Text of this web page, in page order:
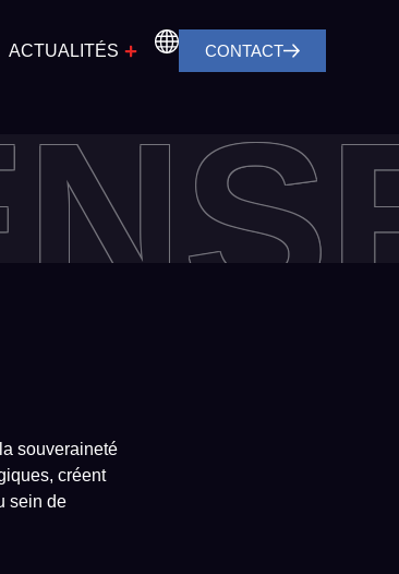
ACTUALITÉS CONTACT
souveraineté
créent
sein de